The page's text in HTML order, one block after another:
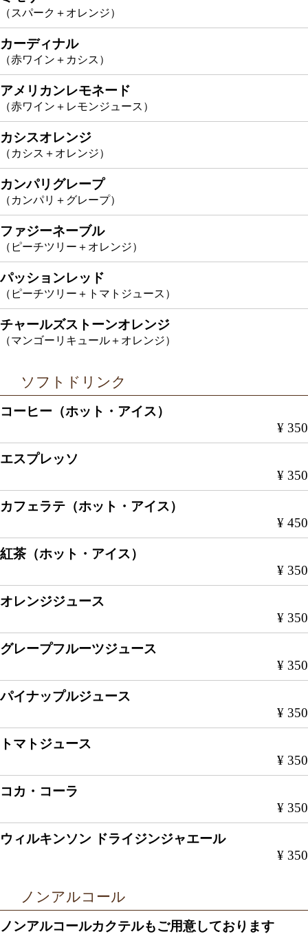
（スパーク＋オレンジ）
カーディナル
（赤ワイン＋カシス）
アメリカンレモネード
（赤ワイン＋レモンジュース）
カシスオレンジ
（カシス＋オレンジ）
カンパリグレープ
（カンパリ＋グレープ）
ファジーネーブル
（ピーチツリー＋オレンジ）
パッションレッド
（ピーチツリー＋トマトジュース）
チャールズストーンオレンジ
（マンゴーリキュール＋オレンジ）
ソフトドリンク
コーヒー（ホット・アイス）
¥ 350
エスプレッソ
¥ 350
カフェラテ（ホット・アイス）
¥ 450
紅茶（ホット・アイス）
¥ 350
オレンジジュース
¥ 350
グレープフルーツジュース
¥ 350
パイナップルジュース
¥ 350
トマトジュース
¥ 350
コカ・コーラ
¥ 350
ウィルキンソン ドライジンジャエール
¥ 350
ノンアルコール
ノンアルコールカクテルもご用意しております